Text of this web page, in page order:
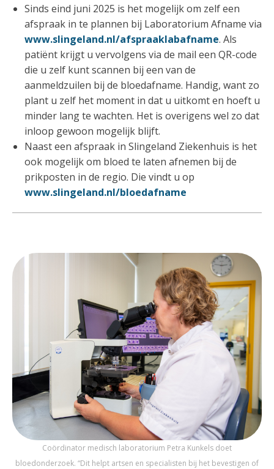
Sinds eind juni 2025 is het mogelijk om zelf een
afspraak in te plannen bij Laboratorium Afname via
www.slingeland.nl/afspraaklabafname. Als
patiënt krijgt u vervolgens via de mail een QR-code
die u zelf kunt scannen bij een van de
aanmeldzuilen bij de bloedafname. Handig, want zo
plant u zelf het moment in dat u uitkomt en hoeft u
minder lang te wachten. Het is overigens wel zo dat
inloop gewoon mogelijk blijft.
Naast een afspraak in Slingeland Ziekenhuis is het
ook mogelijk om bloed te laten afnemen bij de
prikposten in de regio. Die vindt u op
www.slingeland.nl/bloedafname
Coördinator medisch laboratorium Petra Kunkels doet
bloedonderzoek. “Dit helpt artsen en specialisten bij het bevestigen of